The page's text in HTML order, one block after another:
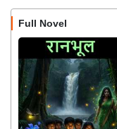
Full Novel